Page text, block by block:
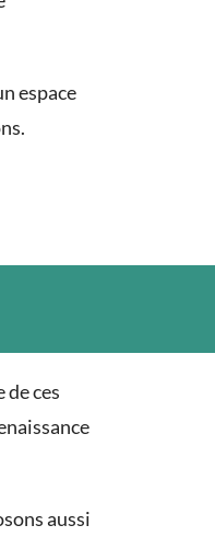
espace
ces
aussi